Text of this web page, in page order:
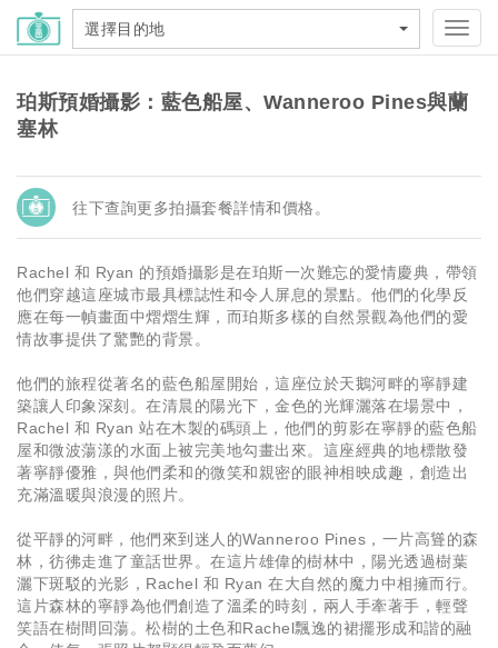
選擇目的地
珀斯預婚攝影：藍色船屋、Wanneroo Pines與蘭
塞林
往下查詢更多拍攝套餐詳情和價格。
Rachel 和 Ryan 的預婚攝影是在珀斯一次難忘的愛情慶典，帶領
他們穿越這座城市最具標誌性和令人屏息的景點。他們的化學反
應在每一幀畫面中熠熠生輝，而珀斯多樣的自然景觀為他們的愛
情故事提供了驚艷的背景。
他們的旅程從著名的藍色船屋開始，這座位於天鵝河畔的寧靜建
築讓人印象深刻。在清晨的陽光下，金色的光輝灑落在場景中，
Rachel 和 Ryan 站在木製的碼頭上，他們的剪影在寧靜的藍色船
屋和微波蕩漾的水面上被完美地勾畫出來。這座經典的地標散發
著寧靜優雅，與他們柔和的微笑和親密的眼神相映成趣，創造出
充滿溫暖與浪漫的照片。
從平靜的河畔，他們來到迷人的Wanneroo Pines，一片高聳的森
林，彷彿走進了童話世界。在這片雄偉的樹林中，陽光透過樹葉
灑下斑駁的光影，Rachel 和 Ryan 在大自然的魔力中相擁而行。
這片森林的寧靜為他們創造了溫柔的時刻，兩人手牽著手，輕聲
笑語在樹間回蕩。松樹的土色和Rachel飄逸的裙擺形成和諧的融